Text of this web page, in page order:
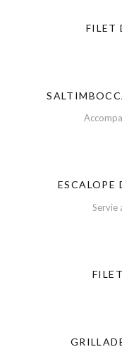
FILET
ESCALOPE
Servie